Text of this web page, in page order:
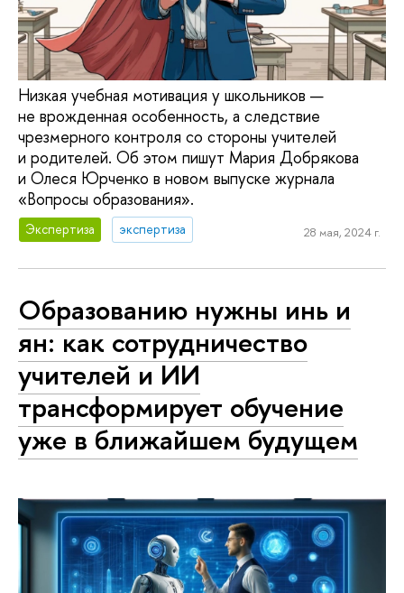
Низкая учебная мотивация у школьников —
не врожденная особенность, а следствие
чрезмерного контроля со стороны учителей
и родителей. Об этом пишут Мария Добрякова
и Олеся Юрченко в новом выпуске журнала
«Вопросы образования».
Экспертиза экспертиза 28 мая, 2024 г.
Образованию нужны инь и
ян: как сотрудничество
учителей и ИИ
трансформирует обучение
уже в ближайшем будущем